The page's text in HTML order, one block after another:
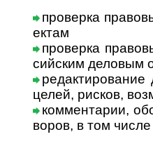
проверка
ектам
проверка
сий­ским дело­вым
редактирование
целей, рис­ков,
комментарии,
во­ров, в том